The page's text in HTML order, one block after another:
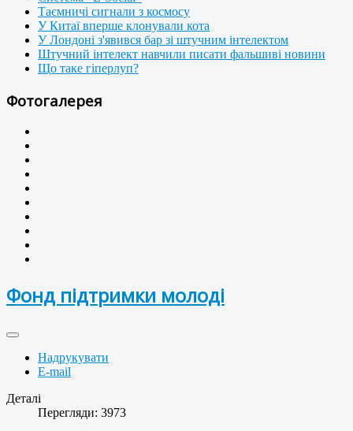
Таємничі сигнали з космосу
У Китаї вперше клонували кота
У Лондоні з'явився бар зі штучним інтелектом
Штучний інтелект навчили писати фальшиві новини
Що таке гіперлуп?
Фотогалерея
Фонд підтримки молоді
Надрукувати
E-mail
Деталі
Перегляди: 3973